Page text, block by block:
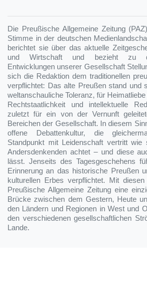
Die Preußische Allgemeine Zeitung
Stimme in der deutschen
berichtet sie über das aktuelle
und Wirtschaft und bezieht zu
Entwicklungen unserer Gesellschaft
sich die Redaktion dem traditionellen
verpflichtet: Das alte Preußen stand und
weltanschauliche Toleranz, für
Rechtstaatlichkeit und intellektuelle
zuletzt für ein von der Vernunft
Bereichen der Gesellschaft. In diesem
offene Debattenkultur, die
Standpunkt mit Leidenschaft vertritt
Andersdenkenden achtet – und diese
lässt. Jenseits des Tagesgeschehens
Erinnerung an das historische Preußen
kulturellen Erbes verpflichtet. Mit
Preußische Allgemeine Zeitung eine
Brücke zwischen dem Gestern, Heute
den Ländern und Regionen in West und
den verschiedenen gesellschaftlichen
Lande.